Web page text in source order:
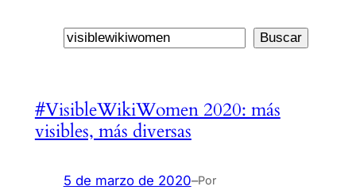
Buscar Buscar
#VisibleWikiWomen 2020: más
visibles, más diversas
5 de marzo de 2020–Por